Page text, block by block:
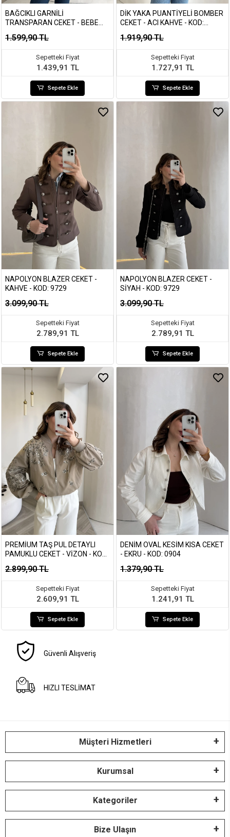
BAĞCIKLI GARNILI
TRANSPARAN CEKET - BEBE
1.599,90 TL
Sepetteki Fiyat
1.439,91 TL
Sepete Ekle
DIK YAKA PUANTIYELI BOMBER
CEKET - ACI KAHVE - KOD:
1.919,90 TL
Sepetteki Fiyat
1.727,91 TL
Sepete Ekle
NAPOLYON BLAZER CEKET -
KAHVE - KOD: 9729
3.099,90 TL
Sepetteki Fiyat
2.789,91 TL
Sepete Ekle
NAPOLYON BLAZER CEKET -
SIYAH - KOD: 9729
3.099,90 TL
Sepetteki Fiyat
2.789,91 TL
Sepete Ekle
PREMIUM TAŞ PUL DETAYLI
PAMUKLU CEKET - VIZON - KOD:
2.899,90 TL
Sepetteki Fiyat
2.609,91 TL
Sepete Ekle
DENIM OVAL KESIM KISA CEKET
- EKRU - KOD: 0904
1.379,90 TL
Sepetteki Fiyat
1.241,91 TL
Sepete Ekle
Güvenli Alışveriş
HIZLI TESLİMAT
Müşteri Hizmetleri
Kurumsal
Kategoriler
Bize Ulaşın